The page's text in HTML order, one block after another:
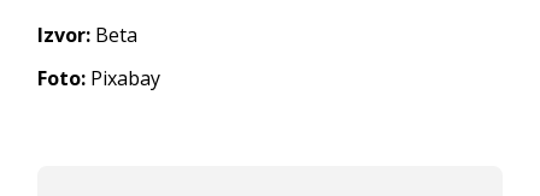
Izvor: Beta
Foto: Pixabay